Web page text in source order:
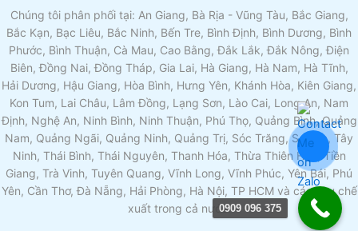
Chúng tôi phân phối tại: An Giang, Bà Rịa - Vũng Tàu, Bắc Giang,
Bắc Kạn, Bạc Liêu, Bắc Ninh, Bến Tre, Bình Định, Bình Dương, Bình
Phước, Bình Thuận, Cà Mau, Cao Bằng, Đắk Lắk, Đắk Nông, Điện
Biên, Đồng Nai, Đồng Tháp, Gia Lai, Hà Giang, Hà Nam, Hà Tĩnh,
Hải Dương, Hậu Giang, Hòa Bình, Hưng Yên, Khánh Hòa, Kiên Giang,
Kon Tum, Lai Châu, Lâm Đồng, Lạng Sơn, Lào Cai, Long An, Nam
Định, Nghệ An, Ninh Bình, Ninh Thuận, Phú Thọ, Quảng Bình, Quảng
Nam, Quảng Ngãi, Quảng Ninh, Quảng Trị, Sóc Trăng, Sơn La, Tây
Ninh, Thái Bình, Thái Nguyên, Thanh Hóa, Thừa Thiên Huế, Tiền
Giang, Trà Vinh, Tuyên Quang, Vĩnh Long, Vĩnh Phúc, Yên Bái, Phú
Yên, Cần Thơ, Đà Nẵng, Hải Phòng, Hà Nội, TP HCM và các khu chế
xuất trong cả nước.0909 096 375